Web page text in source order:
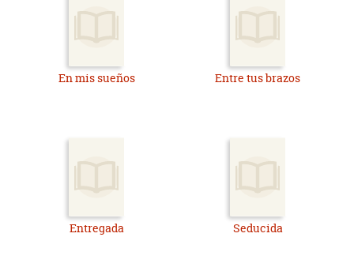
En mis sueños Entre tus brazos
Entregada Seducida